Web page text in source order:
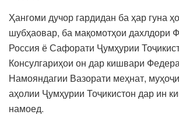
Ҳангоми дучор гардидан ба ҳар гуна
шубҳаовар, ба мақомотҳои дахлдори
Россия ё Сафорати Ҷумҳурии
Консулгариҳои он дар кишвари
Намояндагии Вазорати меҳнат,
аҳолии Ҷумҳурии Тоҷикистон дар ин
намоед.